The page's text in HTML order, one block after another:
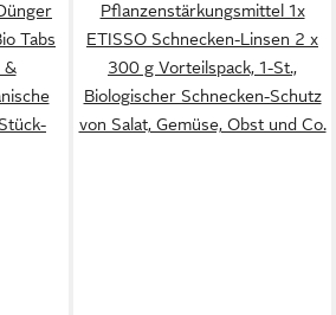
Tabs
&
Pflanzenstärkungsmittel 1x
ETISSO Schnecken-Linsen 2 x
300 g Vorteilspack, 1-St.,
Biologischer Schnecken-Schutz
von Salat, Gemüse, Obst und Co.